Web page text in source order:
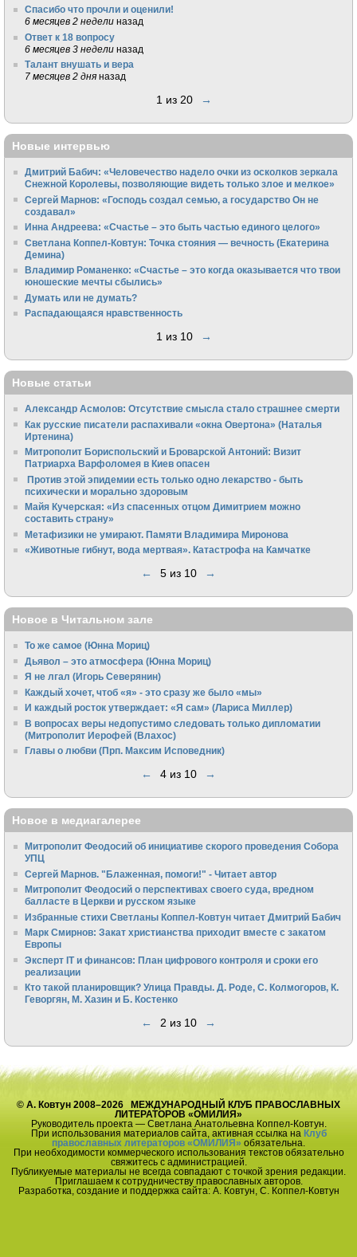
Спасибо что прочли и оценили!
6 месяцев 2 недели назад
Ответ к 18 вопросу
6 месяцев 3 недели назад
Талант внушать и вера
7 месяцев 2 дня назад
1 из 20 →
Новые интервью
Дмитрий Бабич: «Человечество надело очки из осколков зеркала
Снежной Королевы, позволяющие видеть только злое и мелкое»
Сергей Марнов: «Господь создал семью, а государство Он не
создавал»
Инна Андреева: «Счастье – это быть частью единого целого»
Светлана Коппел-Ковтун: Точка стояния — вечность (Екатерина
Демина)
Владимир Романенко: «Счастье – это когда оказывается что твои
юношеские мечты сбылись»
Думать или не думать?
Распадающаяся нравственность
1 из 10 →
Новые статьи
Александр Асмолов: Отсутствие смысла стало страшнее смерти
Как русские писатели распахивали «окна Овертона» (Наталья
Иртенина)
Митрополит Бориспольский и Броварской Антоний: Визит
Патриарха Варфоломея в Киев опасен
Против этой эпидемии есть только одно лекарство - быть
психически и морально здоровым
Майя Кучерская: «Из спасенных отцом Димитрием можно
составить страну»
Метафизики не умирают. Памяти Владимира Миронова
«Животные гибнут, вода мертвая». Катастрофа на Камчатке
← 5 из 10 →
Новое в Читальном зале
То же самое (Юнна Мориц)
Дьявол – это атмосфера (Юнна Мориц)
Я не лгал (Игорь Северянин)
Каждый хочет, чтоб «я» - это сразу же было «мы»
И каждый росток утверждает: «Я сам» (Лариса Миллер)
В вопросах веры недопустимо следовать только дипломатии
(Митрополит Иерофей (Влахос)
Главы о любви (Прп. Максим Исповедник)
← 4 из 10 →
Новое в медиагалерее
Митрополит Феодосий об инициативе скорого проведения Собора
УПЦ
Сергей Марнов. "Блаженная, помоги!" - Читает автор
Митрополит Феодосий о перспективах своего суда, вредном
балласте в Церкви и русском языке
Избранные стихи Светланы Коппел-Ковтун читает Дмитрий Бабич
Марк Смирнов: Закат христианства приходит вместе с закатом
Европы
Эксперт IT и финансов: План цифрового контроля и сроки его
реализации
Кто такой планировщик? Улица Правды. Д. Роде, С. Колмогоров, К.
Геворгян, М. Хазин и Б. Костенко
← 2 из 10 →
© А. Ковтун 2008–2026 МЕЖДУНАРОДНЫЙ КЛУБ ПРАВОСЛАВНЫХ
ЛИТЕРАТОРОВ «ОМИЛИЯ»
Руководитель проекта — Светлана Анатольевна Коппел-Ковтун.
При использования материалов сайта, активная ссылка на Клуб
православных литераторов «ОМИЛИЯ» обязательна.
При необходимости коммерческого использования текстов обязательно
свяжитесь с администрацией.
Публикуемые материалы не всегда совпадают с точкой зрения редакции.
Приглашаем к сотрудничеству православных авторов.
Разработка, создание и поддержка сайта: А. Ковтун, С. Коппел-Ковтун